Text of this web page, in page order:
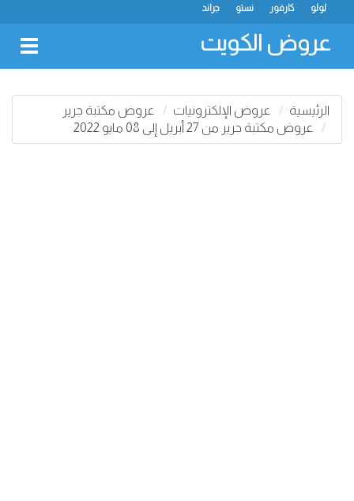
جراند نستو كارفور لولو
عروض الكويت
الرئيسية عروض الإلكترونيات
عروض مكتبة جرير
عروض مكتبة جرير من 27 أبريل إلى 08 مايو 2022